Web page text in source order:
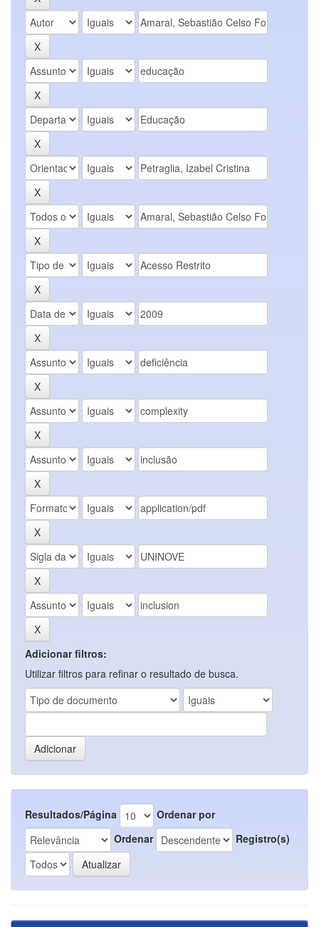
Adicionar filtros:
Utilizar filtros para refinar o resultado de busca.
Resultados/Página
Ordenar por
Ordenar
Registro(s)